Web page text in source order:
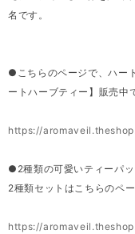
名です。
●こちらのページで、ハー
ートハーブティー】販売
https://
●2種類の可愛いティーパ
2種類セットはこちらのペ
https://